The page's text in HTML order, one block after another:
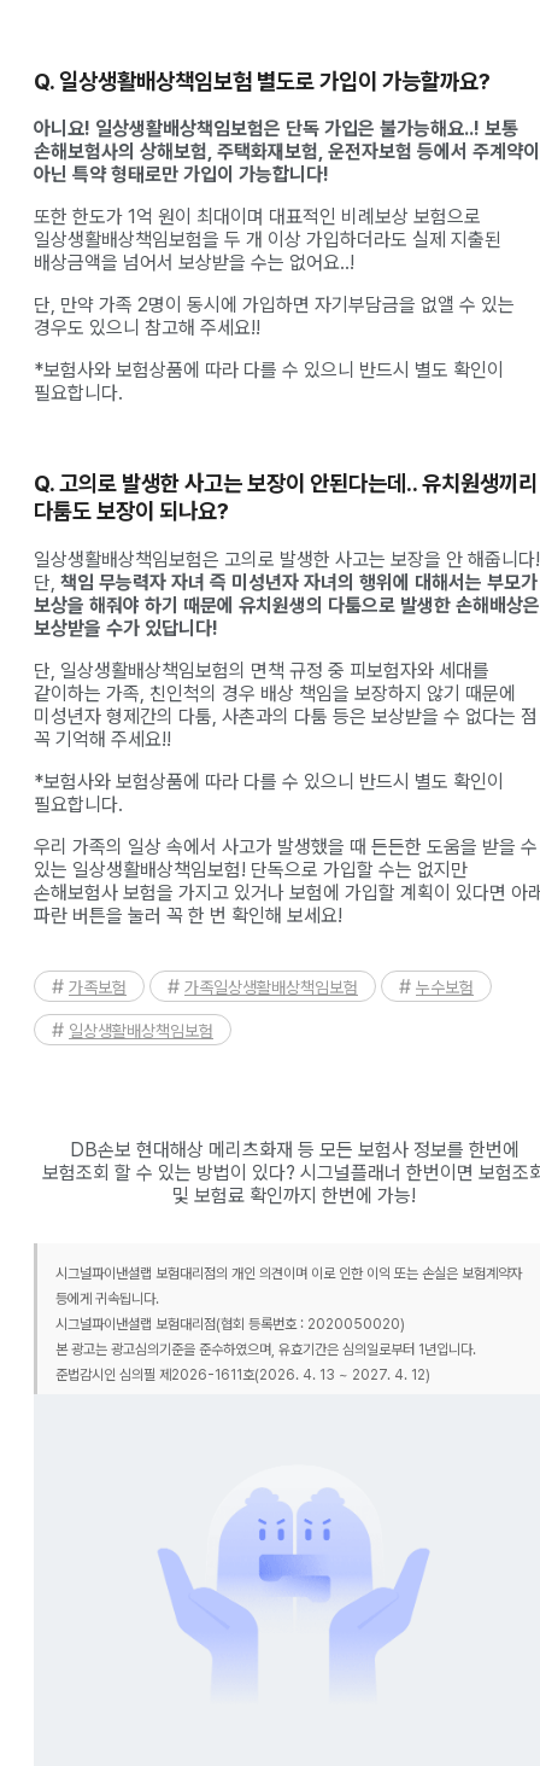
Q. 일상생활배상책임보험 별도로 가입이 가능할까요?
아니요! 일상생활배상책임보험은 단독 가입은 불가능해요..! 보통
손해보험사의 상해보험, 주택화재보험, 운전자보험 등에서 주계약이
아닌 특약 형태로만 가입이 가능합니다!
또한 한도가 1억 원이 최대이며 대표적인 비례보상 보험으로
일상생활배상책임보험을 두 개 이상 가입하더라도 실제 지출된
배상금액을 넘어서 보상받을 수는 없어요..!
단, 만약 가족 2명이 동시에 가입하면 자기부담금을 없앨 수 있는
경우도 있으니 참고해 주세요!!
*보험사와 보험상품에 따라 다를 수 있으니 반드시 별도 확인이
필요합니다.
Q. 고의로 발생한 사고는 보장이 안된다는데.. 유치원생끼리
다툼도 보장이 되나요?
일상생활배상책임보험은 고의로 발생한 사고는 보장을 안 해줍니다!
단, 책임 무능력자 자녀 즉 미성년자 자녀의 행위에 대해서는 부모가
보상을 해줘야 하기 때문에 유치원생의 다툼으로 발생한 손해배상은
보상받을 수가 있답니다!
단, 일상생활배상책임보험의 면책 규정 중 피보험자와 세대를
같이하는 가족, 친인척의 경우 배상 책임을 보장하지 않기 때문에
미성년자 형제간의 다툼, 사촌과의 다툼 등은 보상받을 수 없다는 점
꼭 기억해 주세요!!
*보험사와 보험상품에 따라 다를 수 있으니 반드시 별도 확인이
필요합니다.
우리 가족의 일상 속에서 사고가 발생했을 때 든든한 도움을 받을 수
있는 일상생활배상책임보험! 단독으로 가입할 수는 없지만
손해보험사 보험을 가지고 있거나 보험에 가입할 계획이 있다면 아
파란 버튼을 눌러 꼭 한 번 확인해 보세요!
가족보험 가족일상생활배상책임보험 누수보험
일상생활배상책임보험
DB손보 현대해상 메리츠화재 등 모든 보험사 정보를 한번에
보험조회 할 수 있는 방법이 있다? 시그널플래너 한번이면 보험조
및 보험료 확인까지 한번에 가능!
시그널파이낸셜랩 보험대리점의 개인 의견이며 이로 인한 이익 또는 손실은 보험계약자
등에게 귀속됩니다.
시그널파이낸셜랩 보험대리점(협회 등록번호 : 2020050020)
본 광고는 광고심의기준을 준수하였으며, 유효기간은 심의일로부터 1년입니다.
준법감시인 심의필 제2026-1611호(2026. 4. 13 ~ 2027. 4. 12)